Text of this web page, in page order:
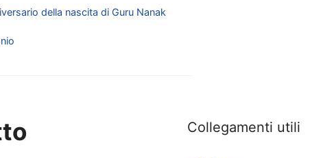
della nascita di Guru Nanak
Collegamenti utili